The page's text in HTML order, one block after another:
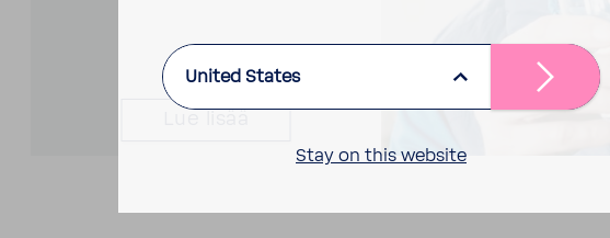
United States
Stay on this website